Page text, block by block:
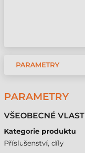
PARAMETRY
PARAMETRY
VŠEOBECNÉ
Kategorie produktu
Příslušenství, díly